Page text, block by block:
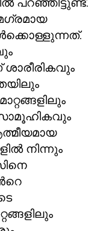
നിന്നും